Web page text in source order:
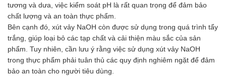
tương và dưa, việc kiểm soát pH là rất quan trọng để đảm bảo
chất lượng và an toàn thực phẩm.
Bên cạnh đó, xút vảy NaOH còn được sử dụng trong quá trình tẩy
trắng, giúp loại bỏ các tạp chất và cải thiện màu sắc của sản
phẩm. Tuy nhiên, cần lưu ý rằng việc sử dụng xút vảy NaOH
trong thực phẩm phải tuân thủ các quy định nghiêm ngặt để đảm
bảo an toàn cho người tiêu dùng.